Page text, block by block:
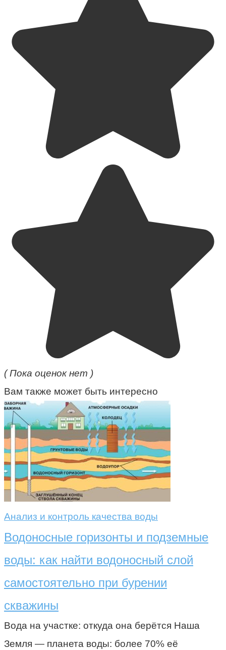
( Пока оценок нет )
Вам также может быть интересно
Анализ и контроль качества воды
Водоносные горизонты и подземные
воды: как найти водоносный слой
самостоятельно при бурении
скважины
Вода на участке: откуда она берётся Наша
Земля — планета воды: более 70% её